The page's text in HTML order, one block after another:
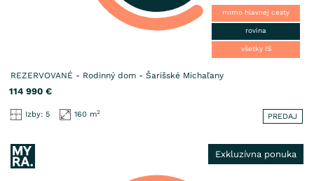
mimo hlavnej cesty
rovina
všetky IS
REZERVOVANÉ - Rodinný dom - Šarišské Michaľany
114 990 €
Izby: 5 160 m2 PREDAJ
Exkluzívna ponuka